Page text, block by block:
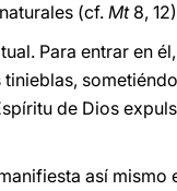
(cf. Mt8,
Para entrar en
de Dios
así